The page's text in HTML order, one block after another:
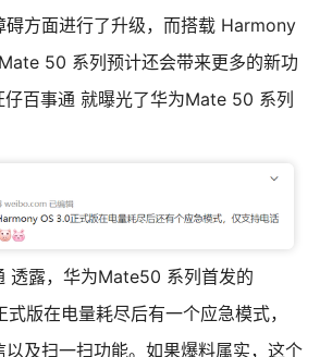
碍方面进行了升级，而搭载 Harmony
50 系列预计还会带来更多的新功
仔百事通 就曝光了华为Mate 50 系列
透露，华为Mate50 系列首发的
版在电量耗尽后有一个应急模式，
以及扫一扫功能。如果爆料属实，这个